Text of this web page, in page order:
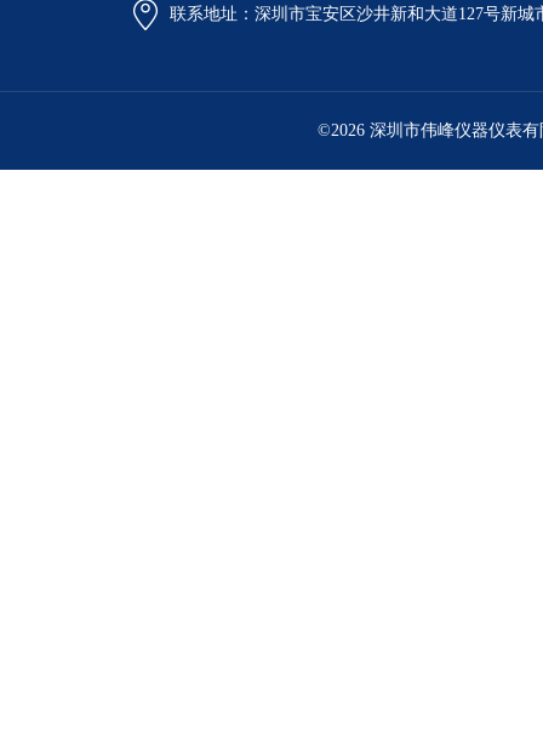
联系地址：深圳市宝安区沙井新和大道127号新城
©2026 深圳市伟峰仪器仪表